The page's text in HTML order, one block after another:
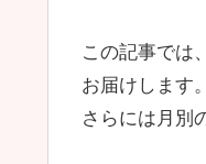
この記事では
お届けします
さらには月別